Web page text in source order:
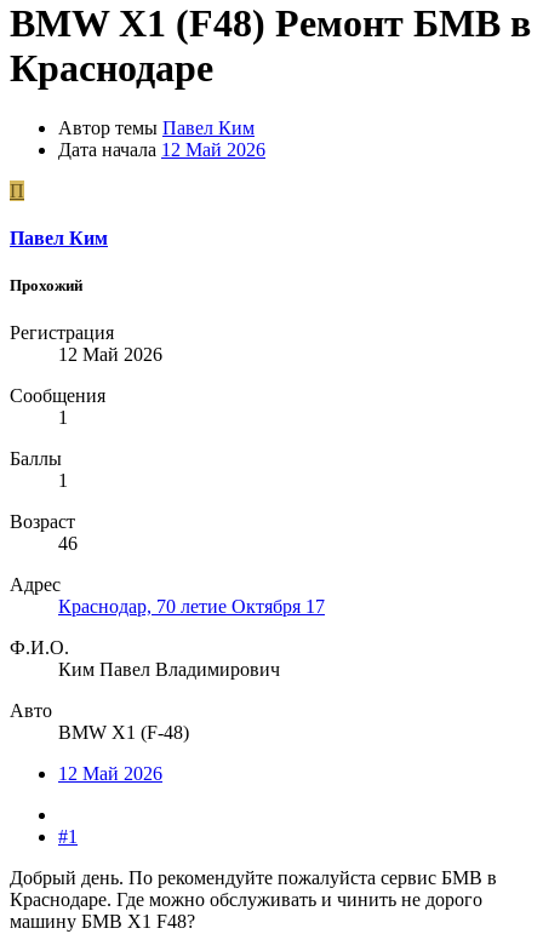
BMW X1 (F48) Ремонт БМВ в
Краснодаре
Автор темы Павел Ким
Дата начала 12 Май 2026
П
Павел Ким
Прохожий
Регистрация
12 Май 2026
Сообщения
1
Баллы
1
Возраст
46
Адрес
Краснодар, 70 летие Октября 17
Ф.И.О.
Ким Павел Владимирович
Авто
BMW X1 (F-48)
12 Май 2026
#1
Добрый день. По рекомендуйте пожалуйста сервис БМВ в
Краснодаре. Где можно обслуживать и чинить не дорого
машину БМВ Х1 F48?